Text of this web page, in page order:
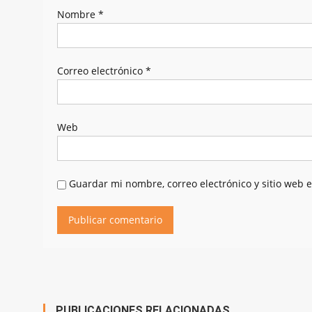
Nombre *
Correo electrónico *
Web
Guardar mi nombre, correo electrónico y sitio web